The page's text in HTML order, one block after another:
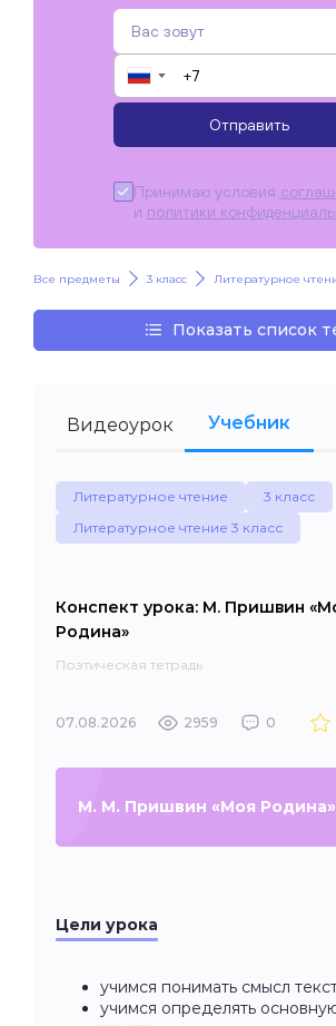
▼
Отправить
Принимаю условия
и политики
Все предметы 3 класс Литературное
Показать список
Видеоурок Учебник
Литературное чтение
3 класс
Литературное чтение 3 класс
Конспект урока: М. Пришвин
Родина»
Поэтическая тетрадь
07.08.2026 2959 0
М. М. Пришвин «Моя Родина»
Цели урока
учимся понимать смысл
учимся определять